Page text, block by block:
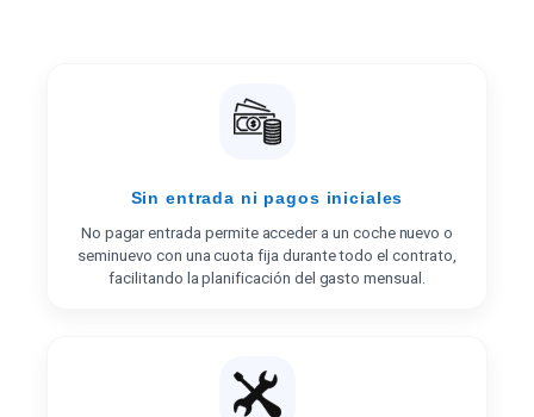
Sin entrada ni pagos iniciales
No pagar entrada permite acceder a un coche nuevo o
seminuevo con una cuota fija durante todo el contrato,
facilitando la planificación del gasto mensual.